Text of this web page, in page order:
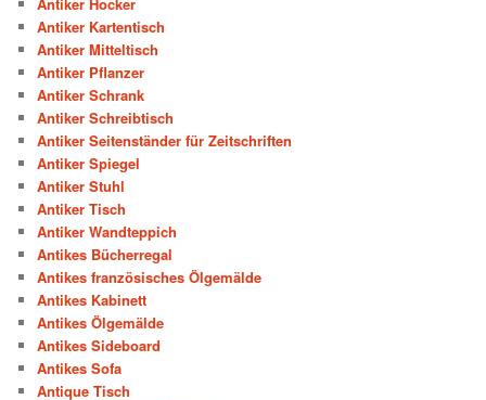
Antiker Kartentisch
Antiker Mitteltisch
Antiker Pflanzer
Antiker Schrank
Antiker Schreibtisch
Antiker Seitenständer für Zeitschriften
Antiker Spiegel
Antiker Stuhl
Antiker Tisch
Antiker Wandteppich
Antikes Bücherregal
Antikes französisches Ölgemälde
Antikes Kabinett
Antikes Ölgemälde
Antikes Sideboard
Antikes Sofa
Antique Tisch